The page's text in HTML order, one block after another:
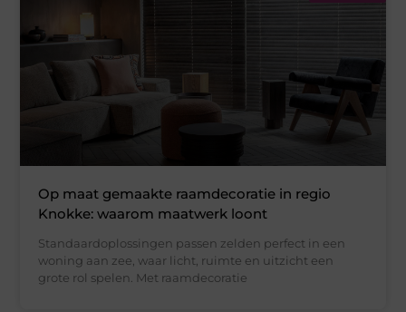
Op maat gemaakte raamdecoratie in regio
Knokke: waarom maatwerk loont
Standaardoplossingen passen zelden perfect in een
woning aan zee, waar licht, ruimte en uitzicht een
grote rol spelen. Met raamdecoratie